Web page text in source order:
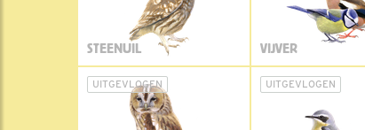
STEENUIL VIJVER
UITGEVLOGEN UITGEVLOGEN